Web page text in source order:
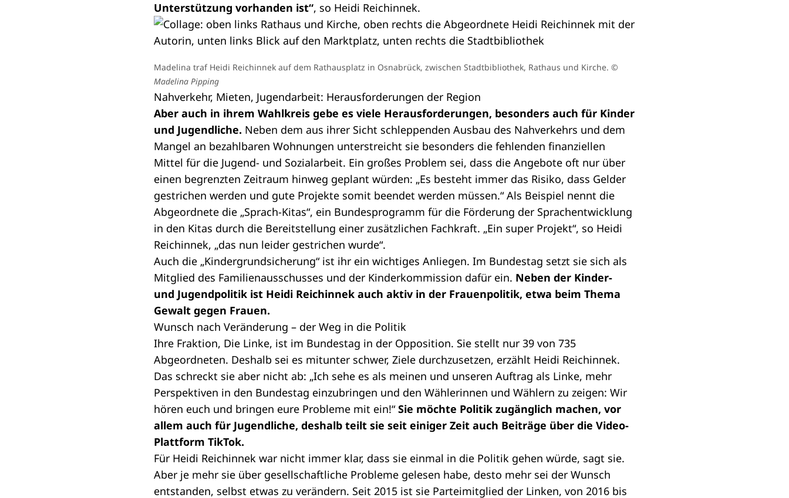
Unterstützung vorhanden ist“, so Heidi Reichinnek.
Madelina traf Heidi Reichinnek auf dem Rathausplatz in Osnabrück, zwischen Stadtbibliothek, Rathaus und Kirche. ©
Madelina Pipping
Nahverkehr, Mieten, Jugendarbeit: Herausforderungen der Region
Aber auch in ihrem Wahlkreis gebe es viele Herausforderungen, besonders auch für Kinder
und Jugendliche. Neben dem aus ihrer Sicht schleppenden Ausbau des Nahverkehrs und dem
Mangel an bezahlbaren Wohnungen unterstreicht sie besonders die fehlenden finanziellen
Mittel für die Jugend- und Sozialarbeit. Ein großes Problem sei, dass die Angebote oft nur über
einen begrenzten Zeitraum hinweg geplant würden: „Es besteht immer das Risiko, dass Gelder
gestrichen werden und gute Projekte somit beendet werden müssen.“ Als Beispiel nennt die
Abgeordnete die „Sprach-Kitas“, ein Bundesprogramm für die Förderung der Sprachentwicklung
in den Kitas durch die Bereitstellung einer zusätzlichen Fachkraft. „Ein super Projekt“, so Heidi
Reichinnek, „das nun leider gestrichen wurde“.
Auch die „Kindergrundsicherung“ ist ihr ein wichtiges Anliegen. Im Bundestag setzt sie sich als
Mitglied des Familienausschusses und der Kinderkommission dafür ein. Neben der Kinder-
und Jugendpolitik ist Heidi Reichinnek auch aktiv in der Frauenpolitik, etwa beim Thema
Gewalt gegen Frauen.
Wunsch nach Veränderung – der Weg in die Politik
Ihre Fraktion, Die Linke, ist im Bundestag in der Opposition. Sie stellt nur 39 von 735
Abgeordneten. Deshalb sei es mitunter schwer, Ziele durchzusetzen, erzählt Heidi Reichinnek.
Das schreckt sie aber nicht ab: „Ich sehe es als meinen und unseren Auftrag als Linke, mehr
Perspektiven in den Bundestag einzubringen und den Wählerinnen und Wählern zu zeigen: Wir
hören euch und bringen eure Probleme mit ein!“Sie möchte Politik zugänglich machen, vor
allem auch für Jugendliche, deshalb teilt sie seit einiger Zeit auch Beiträge über die Video-
Plattform TikTok.
Für Heidi Reichinnek war nicht immer klar, dass sie einmal in die Politik gehen würde, sagt sie.
Aber je mehr sie über gesellschaftliche Probleme gelesen habe, desto mehr sei der Wunsch
entstanden, selbst etwas zu verändern. Seit 2015 ist sie Parteimitglied der Linken, von 2016 bis